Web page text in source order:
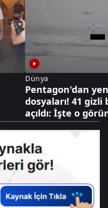
Dünya
Pentagon'dan
dosyaları! 41 gizli
açıldı: İşte o